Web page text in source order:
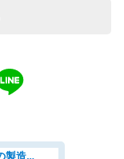
カンタン軽作業/自動車の小型部品の製造オペレーター denso aichi